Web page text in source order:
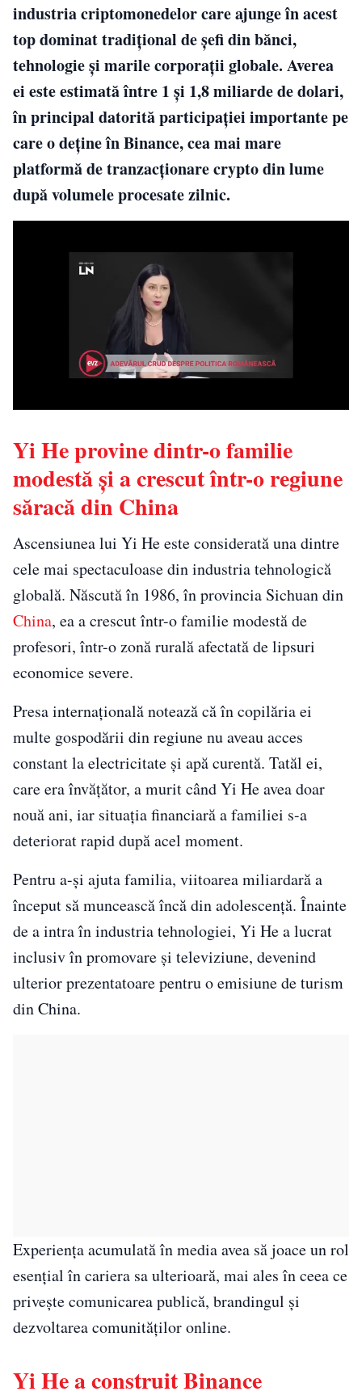
industria criptomonedelor care ajunge în acest
top dominat tradițional de șefi din bănci,
tehnologie și marile corporații globale. Averea
ei este estimată între 1 și 1,8 miliarde de dolari,
în principal datorită participației importante pe
care o deține în Binance, cea mai mare
platformă de tranzacționare crypto din lume
după volumele procesate zilnic.
Yi He provine dintr-o familie
modestă și a crescut într-o regiune
săracă din China
Ascensiunea lui Yi He este considerată una dintre
cele mai spectaculoase din industria tehnologică
globală. Născută în 1986, în provincia Sichuan din
China, ea a crescut într-o familie modestă de
profesori, într-o zonă rurală afectată de lipsuri
economice severe.
Presa internațională notează că în copilăria ei
multe gospodării din regiune nu aveau acces
constant la electricitate și apă curentă. Tatăl ei,
care era învățător, a murit când Yi He avea doar
nouă ani, iar situația financiară a familiei s-a
deteriorat rapid după acel moment.
Pentru a-și ajuta familia, viitoarea miliardară a
început să muncească încă din adolescență. Înainte
de a intra în industria tehnologiei, Yi He a lucrat
inclusiv în promovare și televiziune, devenind
ulterior prezentatoare pentru o emisiune de turism
din China.
Experiența acumulată în media avea să joace un rol
esențial în cariera sa ulterioară, mai ales în ceea ce
privește comunicarea publică, brandingul și
dezvoltarea comunităților online.
Yi He a construit Binance